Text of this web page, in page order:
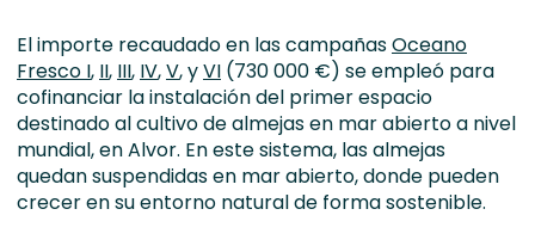
El importe recaudado en las campañasOceano
Fresco I, II, III, IV,V, yVI (730 000 €) se empleó para
cofinanciar la instalación del primer espacio
destinado al cultivo de almejas en mar abierto a nivel
mundial, en Alvor. En este sistema, las almejas
quedan suspendidas en mar abierto, donde pueden
crecer en su entorno natural de forma sostenible.